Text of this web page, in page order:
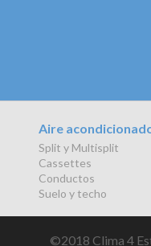
Aire
Split y Multisplit
Cassettes
Conductos
Suelo y techo
©2018 Clima 4